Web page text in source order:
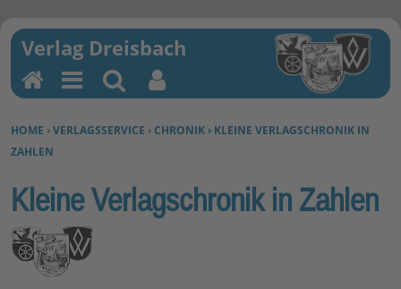
SIE BEFINDEN SICH HIER:
HOME ›VERLAGSSERVICE › CHRONIK › KLEINE VERLAGSCHRONIK IN
ZAHLEN
Kleine Verlagschronik in Zahlen
H
o
m
M
en
Su
ch
Be
nu
un
kti